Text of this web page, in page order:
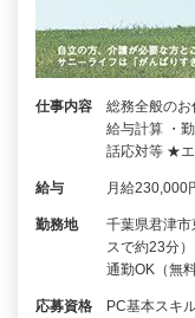
仕事内容
総務全般のお
給与計算 ・
話応対等 ★
給与 月給
勤務地
千葉県君津
スで約23分
通勤OK（無
応募資格
PC基本スキ